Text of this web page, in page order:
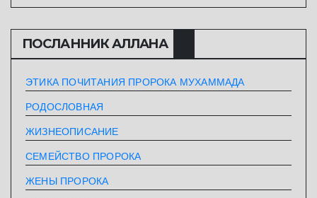
ПОСЛАННИК АЛЛАHА
ЭТИКА ПОЧИТАНИЯ ПРОРОКА МУХАММАДА
РОДОСЛОВНАЯ
ЖИЗНЕОПИСАНИЕ
СЕМЕЙСТВО ПРОРОКА
ЖЕНЫ ПРОРОКА